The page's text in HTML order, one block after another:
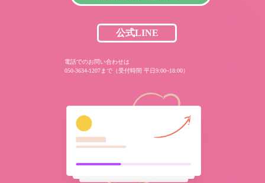
公式LINE
電話でのお問い合わせは
050-3634-1207まで（受付時間 平日9:00~18:00）